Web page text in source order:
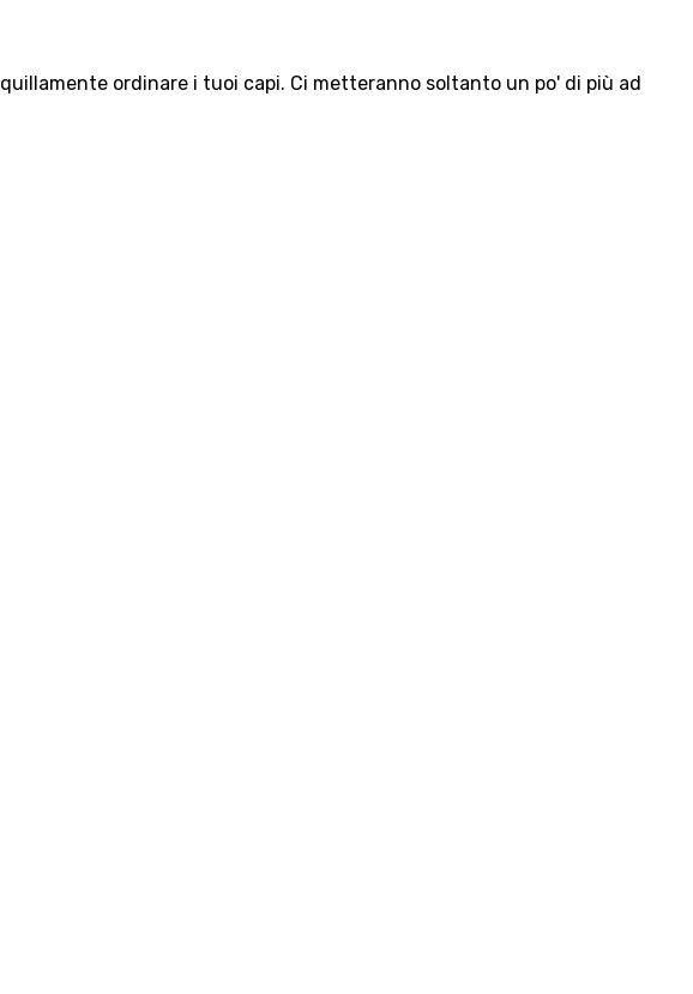
ordinare i tuoi capi. Ci metteranno soltanto un po' di più ad